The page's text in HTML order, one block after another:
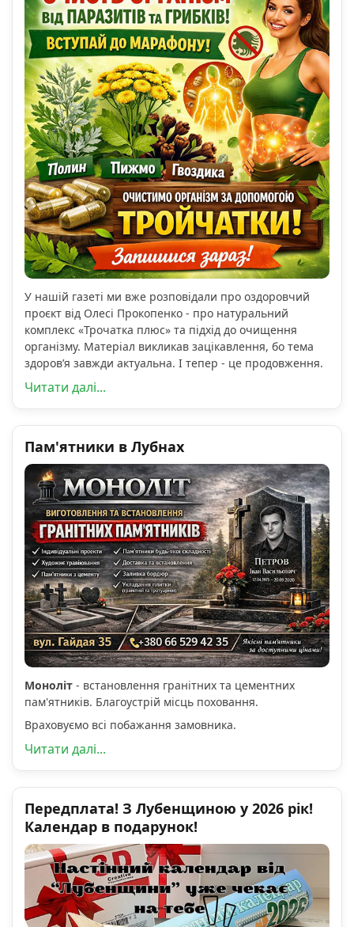
У нашій газеті ми вже розповідали про оздоровчий
проєкт від Олесі Прокопенко - про натуральний
комплекс «Трочатка плюс» та підхід до очищення
організму. Матеріал викликав зацікавлення, бо тема
здоров’я завжди актуальна. І тепер - це продовження.
Читати далі...
Пам'ятники в Лубнах
Моноліт - встановлення гранітних та цементних
пам'ятників. Благоустрій місць поховання.
Враховуємо всі побажання замовника.
Читати далі...
Передплата! З Лубенщиною у 2026 рік!
Календар в подарунок!